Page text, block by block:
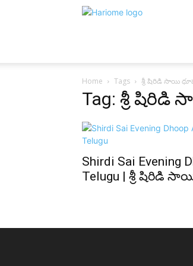
Hari
Home Tags శ్రీ షిరిడి సాయి
Tag: శ్రీ
Shirdi Sai Evening
Telugu | శ్రీ షిరిడి